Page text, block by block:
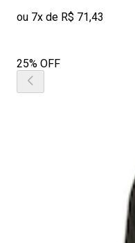
ou 7x de R$ 71,43
25% OFF